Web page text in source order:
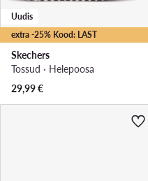
extra -25% Kood: LAST
Uudis
Skechers
Tossud · Heleроosa
29,99€